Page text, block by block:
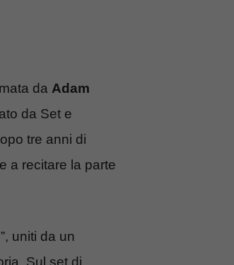
da Adam
da Set e
tre anni di
a recitare la parte
uniti da un
Sul set di